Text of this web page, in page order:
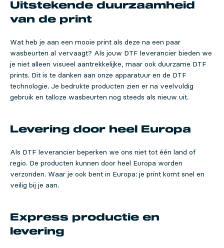
Uitstekende duurzaamheid
van de print
Wat heb je aan een mooie print als deze na een paar
wasbeurten al vervaagt? Als jouw DTF leverancier bieden we
je niet alleen visueel aantrekkelijke, maar ook duurzame DTF
prints. Dit is te danken aan onze apparatuur en de DTF
technologie. Je bedrukte producten zien er na veelvuldig
gebruik en talloze wasbeurten nog steeds als nieuw uit.
Levering door heel Europa
Als DTF leverancier beperken we ons niet tot één land of
regio. De producten kunnen door heel Europa worden
verzonden. Waar je ook bent in Europa: je print komt snel en
veilig bij je aan.
Express productie en
levering